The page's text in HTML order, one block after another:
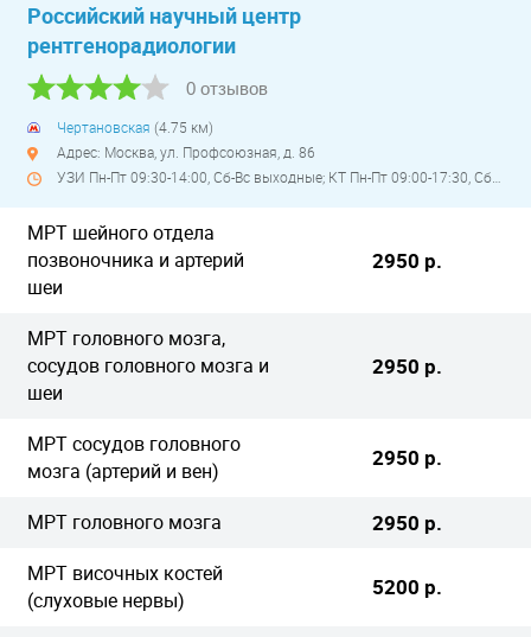
Российский научный центр
рентгенорадиологии
0 отзывов
Чертановская (4.75 км)
Адрес: Москва, ул. Профсоюзная, д. 86
МРТ шейного отдела
позвоночника и артерий
шеи
2950 р.
МРТ головного мозга,
сосудов головного мозга и
шеи
2950 р.
МРТ сосудов головного
мозга (артерий и вен)
2950 р.
МРТ головного мозга 2950 р.
МРТ височных костей
(слуховые нервы)
5200 р.